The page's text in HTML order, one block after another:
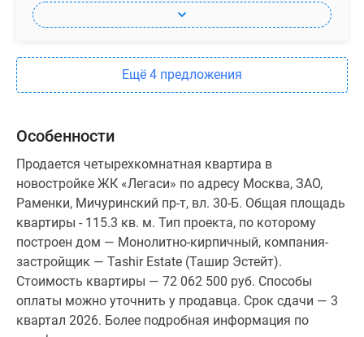
Ещё 4 предложения
Особенности
Продается четырехкомнатная квартира в
новостройке ЖК «Легаси» по адресу Москва, ЗАО,
Раменки, Мичуринский пр-т, вл. 30-Б. Общая площадь
квартиры - 115.3 кв. м. Тип проекта, по которому
построен дом — Монолитно-кирпичный, компания-
застройщик — Tashir Estate (Ташир Эстейт).
Стоимость квартиры — 72 062 500 руб. Способы
оплаты можно уточнить у продавца. Срок сдачи — 3
квартал 2026. Более подробная информация по